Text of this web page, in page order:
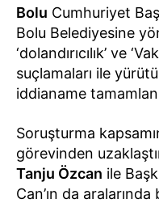
Bolu Cumhuriyet
Bolu Belediyesine
‘dolandırıcılık’ ve
suçlamaları ile
iddianame
Soruşturma
görevinden
Tanju Özcan ile
Can’ın da